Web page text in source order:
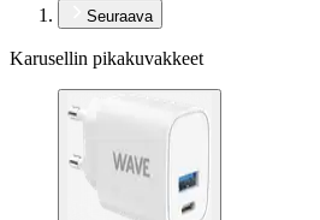
Seuraava
Karusellin pikakuvakkeet